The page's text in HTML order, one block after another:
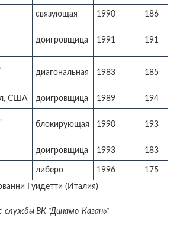
связующая 1990 186
доигровщица 1991 191
диагональная 1983 185
США доигровщица 1989 194
блокирующая 1990 193
доигровщица 1993 183
либеро 1996
175
Гуидетти (Италия)
службы ВК "Динамо-Казань"